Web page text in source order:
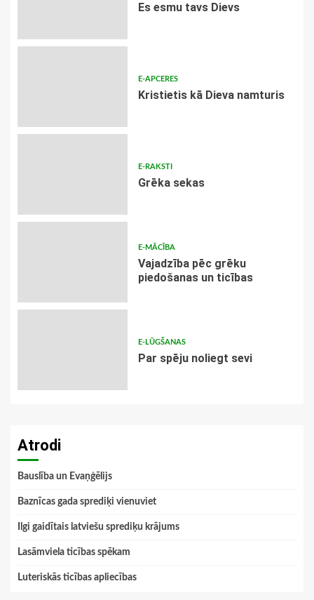
Es esmu tavs Dievs
E-APCERES
Kristietis kā Dieva namturis
E-RAKSTI
Grēka sekas
E-MĀCĪBA
Vajadzība pēc grēku
piedošanas un ticības
E-LŪGŠANAS
Par spēju noliegt sevi
Atrodi
Bauslība un Evaņģēlijs
Baznīcas gada sprediķi vienuviet
Ilgi gaidītais latviešu sprediķu krājums
Lasāmviela ticības spēkam
Luteriskās ticības apliecības